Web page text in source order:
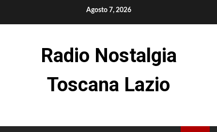
Agosto 7, 2026
Radio Nostalgia
Toscana Lazio